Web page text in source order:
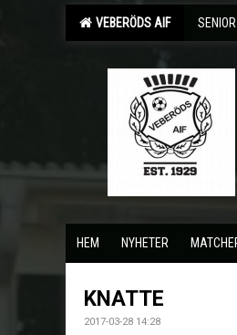
VEBERÖDS AIF SENIOR
HEM NYHETER
KNATTE
2017-03-28 14:28